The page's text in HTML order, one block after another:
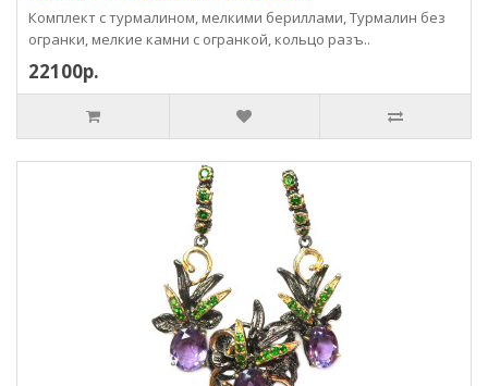
Комплект с турмалином, мелкими бериллами, Турмалин без
огранки, мелкие камни с огранкой, кольцо разъ..
22100р.